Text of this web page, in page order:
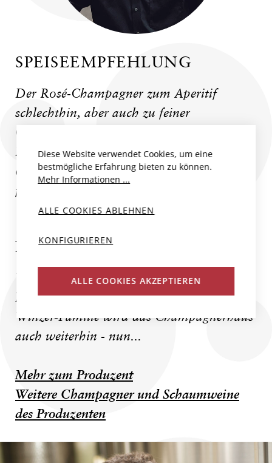
SPEISEEMPFEHLUNG
Der Rosé-Champagner zum Aperitif
schlechthin, aber auch zu feiner
Gemüseküche, saftigen Melonen mit
Rohschinken, zu leichten Fischgerichten,
oder auch wunderbar zu nicht zu süssen,
fruchtigen Desserts.
NOMINÉ-RENARD
Wir sind vor allem Winzer, betont Simon
Nominé. Und in der Tradition einer
Winzer-Familie wird das Champagnerhaus
auch weiterhin - nun...
Mehr zum Produzent
Weitere Champagner und Schaumweine
des Produzenten
Diese Website verwendet Cookies, um eine
bestmögliche Erfahrung bieten zu können.
Mehr Informationen ...
ALLE COOKIES ABLEHNEN
KONFIGURIEREN
ALLE COOKIES AKZEPTIEREN